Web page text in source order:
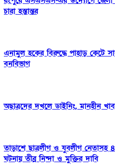
চারা হস্তান্তর
এনামুল হকের বিরুদ্ধে পাহাড় কেটে
বনবিভাগ
অছাত্রদের দখলে ডাইনিং, মানহীন
তাড়াশে ছাত্রলীগ ও যুবলীগ নেতাসহ
ঘটনায় তীব্র নিন্দা ও মুক্তির দাবি